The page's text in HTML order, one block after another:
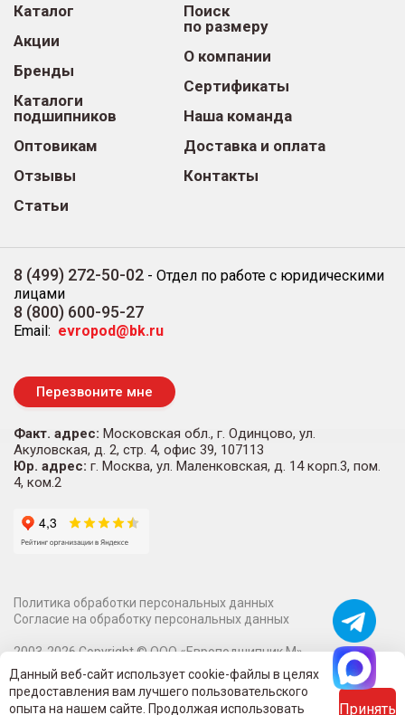
Каталог
Акции
Бренды
Каталоги
подшипников
Оптовикам
Отзывы
Статьи
Поиск
по размеру
О компании
Сертификаты
Наша команда
Доставка и оплата
Контакты
8 (499) 272-50-02 - Отдел по работе с юридическими
лицами
8 (800) 600-95-27
Email: evropod@bk.ru
Перезвоните мне
Факт. адрес: Московская обл., г. Одинцово, ул.
Акуловская, д. 2, стр. 4, офис 39, 107113
Юр. адрес: г. Москва, ул. Маленковская, д. 14 корп.3, пом.
4, ком.2
Политика обработки персональных данных
Согласие на обработку персональных данных
2003-2026Copyright ©ООО «Европодшипник М»
Информация на сайте о технических характеристиках,
наличии на складе, стоимости и изображениях товаров не
является публичной офертой.
Данный веб-сайт использует cookie-файлы в целях
предоставления вам лучшего пользовательского
опыта на нашем сайте. Продолжая использовать
Принять